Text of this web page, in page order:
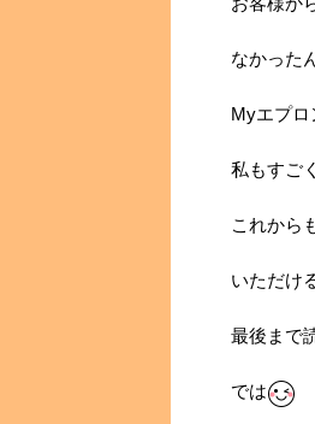
なかった
Myエプロ
私もすご
これから
いただけ
最後まで
では